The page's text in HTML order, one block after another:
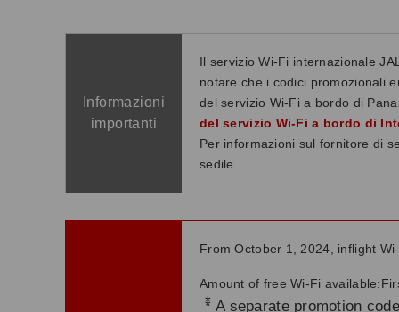
Informazioni
importanti
Il servizio Wi-Fi internazionale
notare che i codici promozionali
del servizio Wi-Fi a bordo di
del servizio Wi-Fi a bordo di
Per informazioni sul fornitore di
sedile.
From October 1, 2024, inflight
Amount of free Wi-Fi
* A separate promotion